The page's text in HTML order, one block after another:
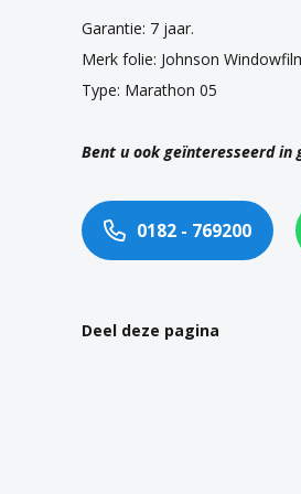
Garantie: 7 jaar.
Merk folie: Johnson
Type: Marathon 05
Bent u ook geïnteresseerd
0182 - 769200
Deel deze pagina